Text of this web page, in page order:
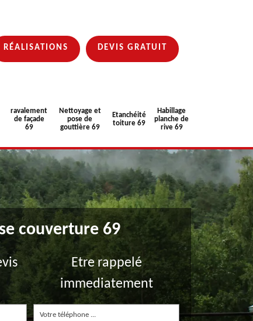
RÉALISATIONS DEVIS GRATUIT
ravalement
de façade
69
Nettoyage et
pose de
gouttière 69
Etanchéité
toiture 69
Habillage
planche de
rive 69
couverture 69
Etre rappelé
immediatement